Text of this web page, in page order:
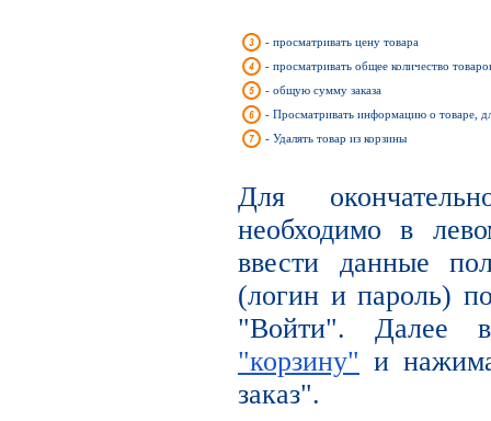
- просматривать цену товара
- просматривать общее количество
- общую сумму заказа
- Просматривать информацию о товаре,
- Удалять товар из корзины
Для
необходимо в
ввести данные
(логин и пароль)
"Войти". Далее
"корзину" и
заказ".